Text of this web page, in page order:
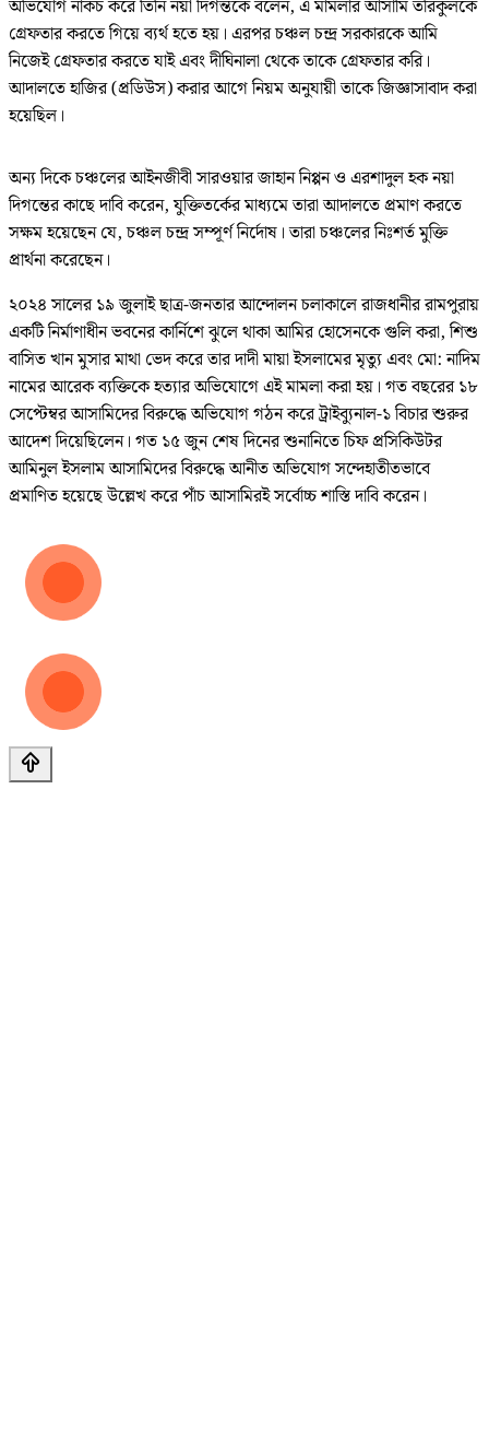
অভিযোগ নাকচ করে তিনি নয়া দিগন্তকে বলেন, এ মামলার আসামি তরিকুলকে
গ্রেফতার করতে গিয়ে ব্যর্থ হতে হয়। এরপর চঞ্চল চন্দ্র সরকারকে আমি
নিজেই গ্রেফতার করতে যাই এবং দীঘিনালা থেকে তাকে গ্রেফতার করি।
আদালতে হাজির (প্রডিউস) করার আগে নিয়ম অনুযায়ী তাকে জিজ্ঞাসাবাদ করা
হয়েছিল।
অন্য দিকে চঞ্চলের আইনজীবী সারওয়ার জাহান নিপ্পন ও এরশাদুল হক নয়া
দিগন্তের কাছে দাবি করেন, যুক্তিতর্কের মাধ্যমে তারা আদালতে প্রমাণ করতে
সক্ষম হয়েছেন যে, চঞ্চল চন্দ্র সম্পূর্ণ নির্দোষ। তারা চঞ্চলের নিঃশর্ত মুক্তি
প্রার্থনা করেছেন।
২০২৪ সালের ১৯ জুলাই ছাত্র-জনতার আন্দোলন চলাকালে রাজধানীর রামপুরায়
একটি নির্মাণাধীন ভবনের কার্নিশে ঝুলে থাকা আমির হোসেনকে গুলি করা, শিশু
বাসিত খান মুসার মাথা ভেদ করে তার দাদী মায়া ইসলামের মৃত্যু এবং মো: নাদিম
নামের আরেক ব্যক্তিকে হত্যার অভিযোগে এই মামলা করা হয়। গত বছরের ১৮
সেপ্টেম্বর আসামিদের বিরুদ্ধে অভিযোগ গঠন করে ট্রাইব্যুনাল-১ বিচার শুরুর
আদেশ দিয়েছিলেন। গত ১৫ জুন শেষ দিনের শুনানিতে চিফ প্রসিকিউটর
আমিনুল ইসলাম আসামিদের বিরুদ্ধে আনীত অভিযোগ সন্দেহাতীতভাবে
প্রমাণিত হয়েছে উল্লেখ করে পাঁচ আসামিরই সর্বোচ্চ শাস্তি দাবি করেন।